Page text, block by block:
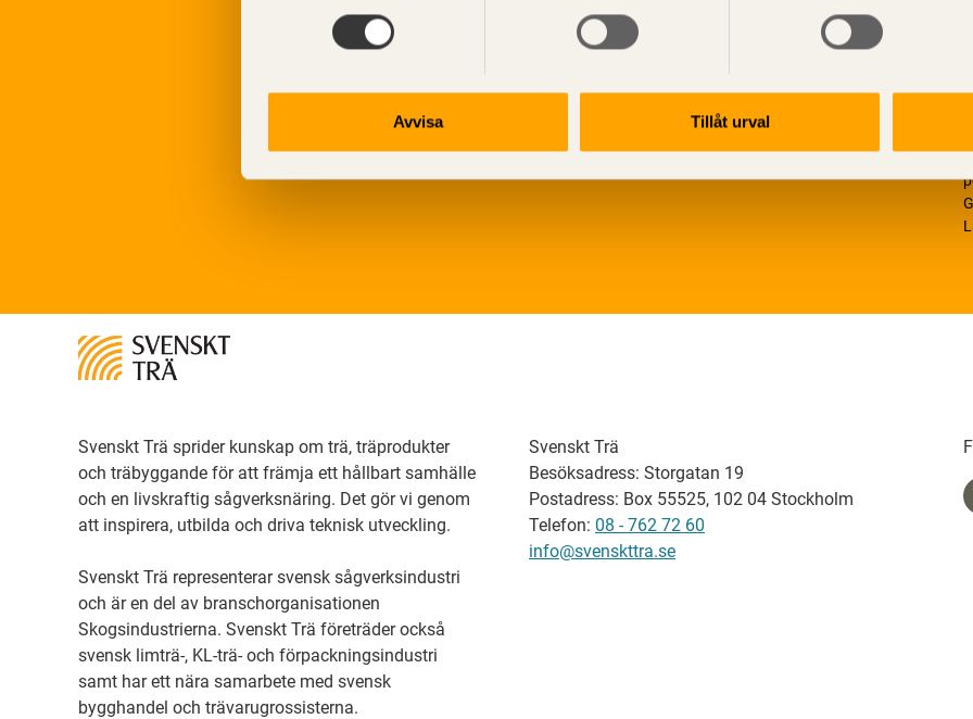
Avvisa Tillåt urval
Svenskt Trä sprider kunskap om trä, träprodukter
och träbyggande för att främja ett hållbart samhälle
och en livskraftig sågverksnäring. Det gör vi genom
att inspirera, utbilda och driva teknisk utveckling.
Svenskt Trä representerar svensk sågverksindustri
och är en del av branschorganisationen
Skogsindustrierna. Svenskt Trä företräder också
svensk limträ-, KL-trä- och förpackningsindustri
samt har ett nära samarbete med svensk
bygghandel och trävarugrossisterna.
Svenskt Trä
Besöksadress: Storgatan 19
Postadress: Box 55525, 102 04 Stockholm
Telefon: 08 - 762 72 60
info@svenskttra.se